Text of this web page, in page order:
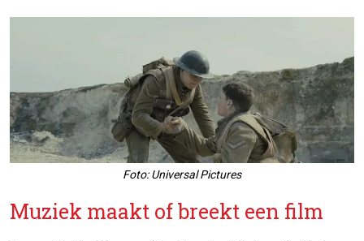
Foto: Universal Pictures
Muziek maakt of breekt een film